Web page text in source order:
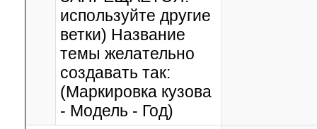
используйте другие
ветки) Название
темы желательно
создавать так:
(Маркировка кузова
- Модель - Год)